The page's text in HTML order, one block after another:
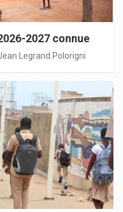
2027 connue
Legrand Polorigni